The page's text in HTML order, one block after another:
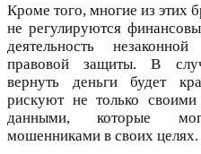
Кроме того, многие из этих
не регулируются
деятельность
правовой защиты. В
вернуть деньги будет
рискуют не только
данными, которые
мошенниками в своих целях.